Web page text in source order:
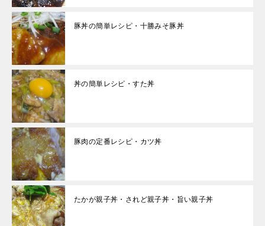
豚丼の簡単レシピ・十勝みそ豚丼
丼の簡単レシピ・すた丼
豚肉の定番レシピ・カツ丼
たかが親子丼・されど親子丼・旨い親子丼